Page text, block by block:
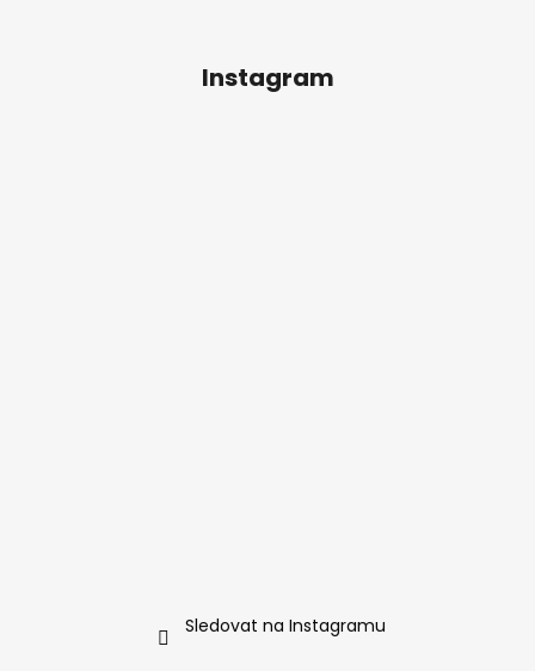
Instagram
Sledovat na Instagramu